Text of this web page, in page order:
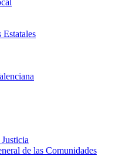
Estatales
de las Comunidades